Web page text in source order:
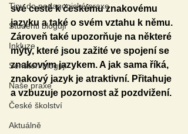
Tipy do pedagogické praxe
Studenti blogují
Inkluze
Senátoři blogují
Naše praxe
České školství
Aktuálně
své cestě k českému znakovému
jazyku a také o svém vztahu k němu.
Zároveň také upozorňuje na některé
mýty, které jsou zažité ve spojení se
znakovým jazykem. A jak sama říká,
znakový jazyk je atraktivní. Přitahuje
a vzbuzuje pozornost až pozdvižení.